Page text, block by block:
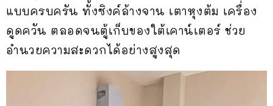
แบบครบครัน ทั้งซิงค์ล้างจาน เตาหุงต้ม เครื่อง
ดูดควัน ตลอดจนตู้เก็บของใต้เคาน์เตอร์ ช่วย
อำนวยความสะดวกได้อย่างสูงสุด